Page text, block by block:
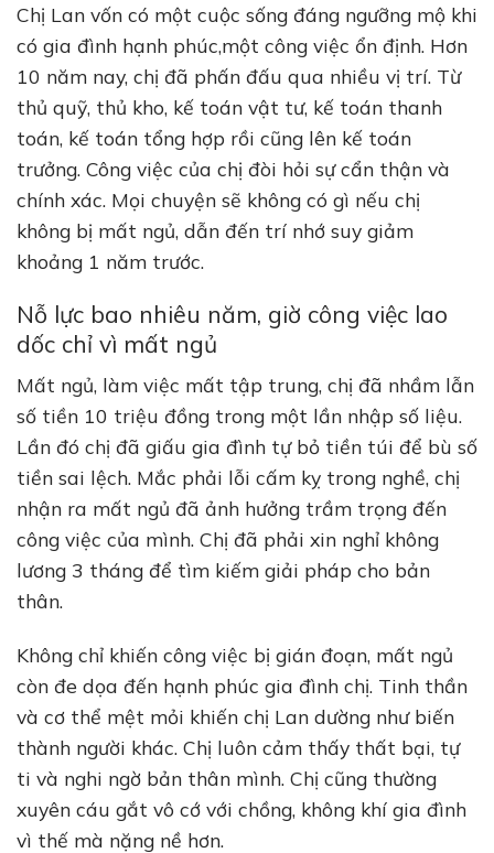
Chị Lan vốn có một cuộc sống đáng ngưỡng mộ khi
có gia đình hạnh phúc,một công việc ổn định. Hơn
10 năm nay, chị đã phấn đấu qua nhiều vị trí. Từ
thủ quỹ, thủ kho, kế toán vật tư, kế toán thanh
toán, kế toán tổng hợp rồi cũng lên kế toán
trưởng. Công việc của chị đòi hỏi sự cẩn thận và
chính xác. Mọi chuyện sẽ không có gì nếu chị
không bị mất ngủ, dẫn đến trí nhớ suy giảm
khoảng 1 năm trước.
Nỗ lực bao nhiêu năm, giờ công việc lao
dốc chỉ vì mất ngủ
Mất ngủ, làm việc mất tập trung, chị đã nhầm lẫn
số tiền 10 triệu đồng trong một lần nhập số liệu.
Lần đó chị đã giấu gia đình tự bỏ tiền túi để bù số
tiền sai lệch. Mắc phải lỗi cấm kỵ trong nghề, chị
nhận ra mất ngủ đã ảnh hưởng trầm trọng đến
công việc của mình. Chị đã phải xin nghỉ không
lương 3 tháng để tìm kiếm giải pháp cho bản
thân.
Không chỉ khiến công việc bị gián đoạn, mất ngủ
còn đe dọa đến hạnh phúc gia đình chị. Tinh thần
và cơ thể mệt mỏi khiến chị Lan dường như biến
thành người khác. Chị luôn cảm thấy thất bại, tự
ti và nghi ngờ bản thân mình. Chị cũng thường
xuyên cáu gắt vô cớ với chồng, không khí gia đình
vì thế mà nặng nề hơn.